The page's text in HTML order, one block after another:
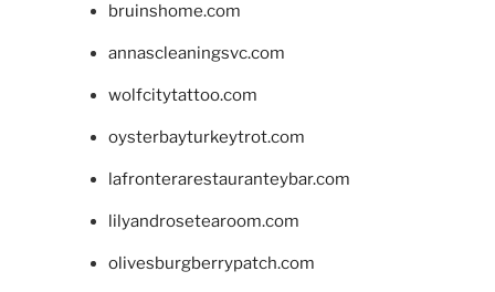
bruinshome.com
annascleaningsvc.com
wolfcitytattoo.com
oysterbayturkeytrot.com
lafronterarestauranteybar.com
lilyandrosetearoom.com
olivesburgberrypatch.com